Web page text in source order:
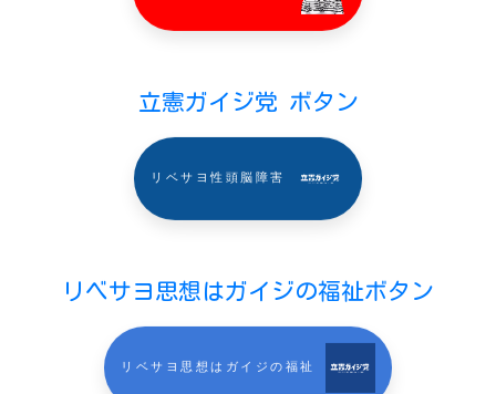
立憲ガイジ党 ボタン
リベサヨ性頭脳障害
リベサヨ思想はガイジの福祉ボタン
リベサヨ思想はガイジの福祉